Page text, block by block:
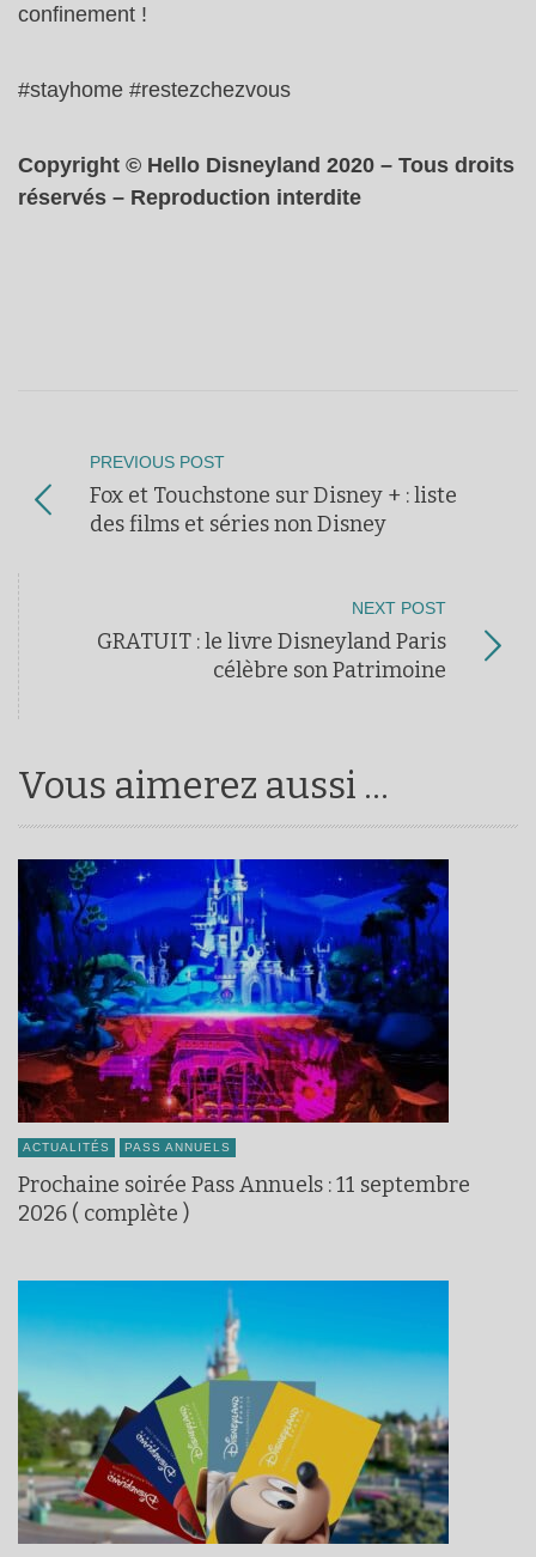
confinement !
#stayhome #restezchezvous
Copyright © Hello Disneyland 2020 – Tous droits
réservés – Reproduction interdite
PREVIOUS POST
Fox et Touchstone sur Disney + : liste
des films et séries non Disney
NEXT POST
GRATUIT : le livre Disneyland Paris
célèbre son Patrimoine
Vous aimerez aussi ...
ACTUALITÉS PASS ANNUELS
Prochaine soirée Pass Annuels : 11 septembre
2026 ( complète )